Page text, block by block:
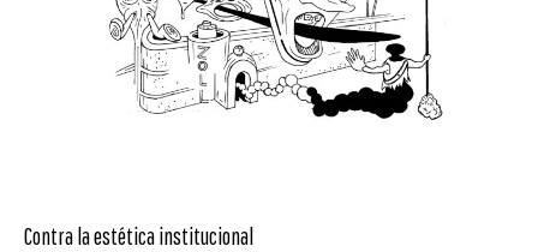
Contra la estética institucional